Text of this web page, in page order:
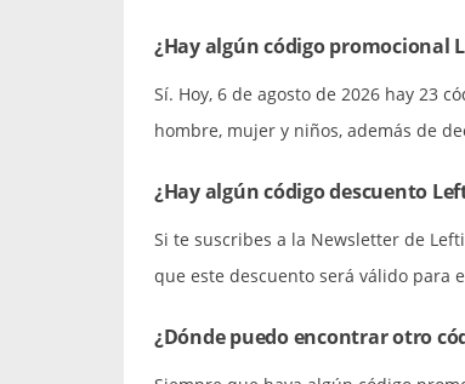
¿Hay algún código promocional
Sí. Hoy, 6 de agosto de 2026 hay 23
hombre, mujer y niños, además de
¿Hay algún código descuento
Si te suscribes a la Newsletter de
que este descuento será válido para
¿Dónde puedo encontrar otro